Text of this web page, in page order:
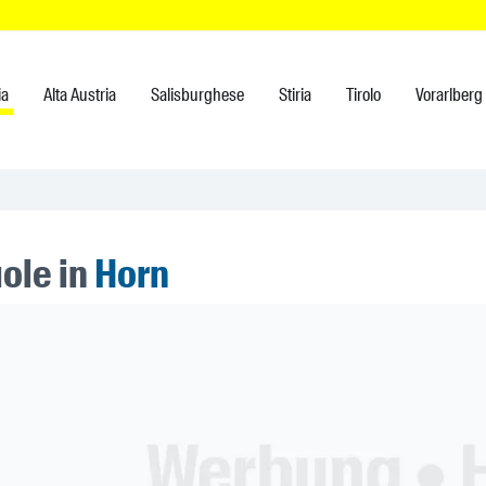
Alta Austria Salisburghese Stiria Tirolo Vorarlberg
inHorn